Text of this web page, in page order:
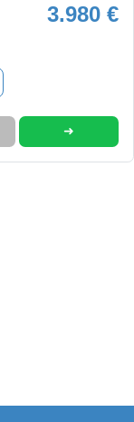
3.980 €
➜